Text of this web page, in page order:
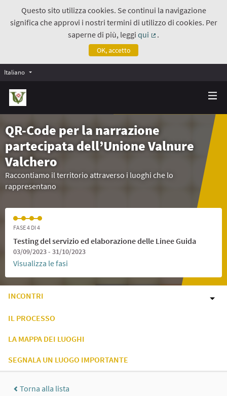
Questo sito utilizza cookies. Se continui la navigazione
significa che approvi i nostri termini di utilizzo di cookies. Per
saperne di più, leggiqui
.
OK, accetto
Italiano
QR-Code per la narrazione
partecipata dell’Unione Valnure
Valchero
Raccontiamo il territorio attraverso i luoghi che lo
rappresentano
FASE 4 DI 4
Testing del servizio ed elaborazione delle Linee Guida
03/09/2023 - 31/10/2023
Visualizza le fasi
INCONTRI
IL PROCESSO
LA MAPPA DEI LUOGHI
SEGNALA UN LUOGO IMPORTANTE
Torna alla lista